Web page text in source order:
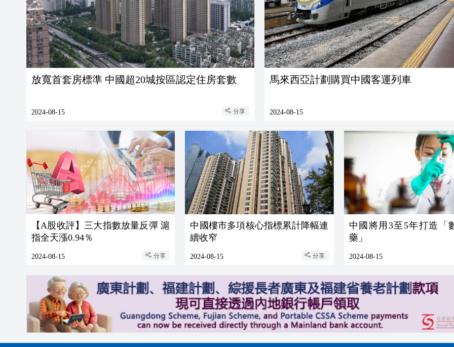
放寬首套房標準 中國超20城按區認定住房套數
2024-08-15 分享
馬來西亞計劃購買中國客運列車
2024-08-15
【A股收評】三大指數放量反彈 滬
指全天漲0.94％
2024-08-15 分享
中國樓市多項核心指標累計降幅連
續收窄
2024-08-15 分享
中國將用3至5年打造「
藥」
2024-08-15